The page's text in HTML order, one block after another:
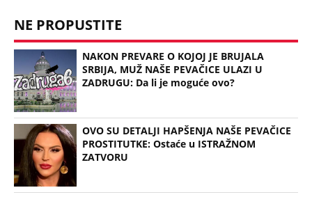
NE PROPUSTITE
NAKON PREVARE O KOJOJ JE BRUJALA
SRBIJA, MUŽ NAŠE PEVAČICE ULAZI U
ZADRUGU: Da li je moguće ovo?
OVO SU DETALJI HAPŠENJA NAŠE PEVAČICE
PROSTITUTKE: Ostaće u ISTRAŽNOM
ZATVORU